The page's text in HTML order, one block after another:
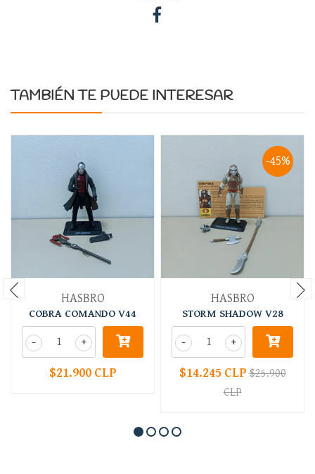
TAMBIÉN TE PUEDE INTERESAR
HASBRO
COBRA COMANDO V44
+
-
$21.900 CLP
-45%
HASBRO
STORM SHADOW V28
+
-
$14.245 CLP$25.900
CLP